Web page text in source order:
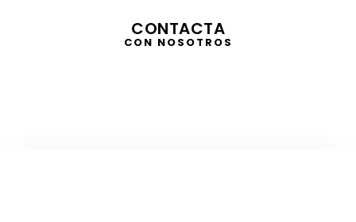
CONTACTA
CON NOSOTROS